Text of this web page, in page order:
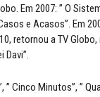
Em 2007: ” O
e Acasos”. Em
retornou a TV
Davi”.
Cinco Minutos”, ”